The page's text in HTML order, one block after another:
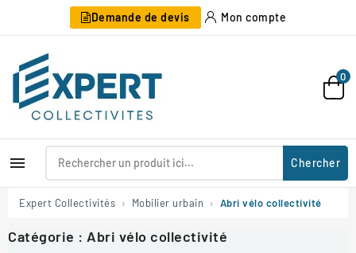
Demande de devis Mon compte
0
 Chercher
Expert Collectivités Mobilier urbain Abri vélo collectivité
Catégorie : Abri vélo collectivité